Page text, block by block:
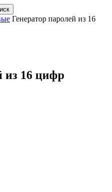
Генератор паролей из 16
из 16 цифр